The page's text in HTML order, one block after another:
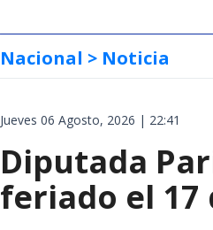
Nacional > Noticia
Jueves 06 Agosto, 2026 | 22:41
Diputada
feriado el 17